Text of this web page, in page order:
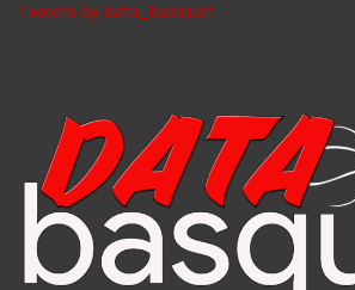
Tweets by data_basquet